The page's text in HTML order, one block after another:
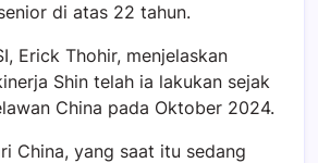
di atas 22 tahun.
Erick Thohir, menjelaskan
Shin telah ia lakukan sejak
China pada Oktober 2024.
China, yang saat itu sedang